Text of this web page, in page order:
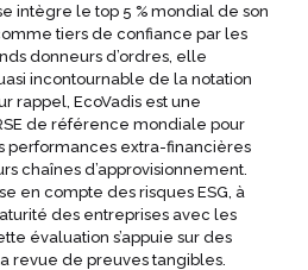
intègre le top 5 % mondial de son
tiers de confiance par les
donneurs d’ordres, elle
incontournable de la notation
rappel, EcoVadis est une
de référence mondiale pour
performances extra-financières
chaînes d’approvisionnement.
en compte des risques ESG, à
des entreprises avec les
évaluation s’appuie sur des
revue de preuves tangibles.